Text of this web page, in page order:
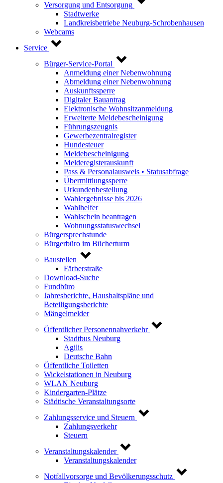
Versorgung und Entsorgung
Stadtwerke
Landkreisbetriebe Neuburg-Schrobenhausen
Webcams
Service
Bürger-Service-Portal
Anmeldung einer Nebenwohnung
Abmeldung einer Nebenwohnung
Auskunftssperre
Digitaler Bauantrag
Elektronische Wohnsitzanmeldung
Erweiterte Meldebescheinigung
Führungszeugnis
Gewerbezentralregister
Hundesteuer
Meldebescheinigung
Melderegisterauskunft
Pass & Personalausweis • Statusabfrage
Übermittlungssperre
Urkundenbestellung
Wahlergebnisse bis 2026
Wahlhelfer
Wahlschein beantragen
Wohnungsstatuswechsel
Bürgersprechstunde
Bürgerbüro im Bücherturm
Baustellen
Färberstraße
Download-Suche
Fundbüro
Jahresberichte, Haushaltspläne und
Beteiligungsberichte
Mängelmelder
Öffentlicher Personennahverkehr
Stadtbus Neuburg
Agilis
Deutsche Bahn
Öffentliche Toiletten
Wickelstationen in Neuburg
WLAN Neuburg
Kindergarten-Plätze
Städtische Veranstaltungsorte
Zahlungsservice und Steuern
Zahlungsverkehr
Steuern
Veranstaltungskalender
Veranstaltungskalender
Notfallvorsorge und Bevölkerungsschutz